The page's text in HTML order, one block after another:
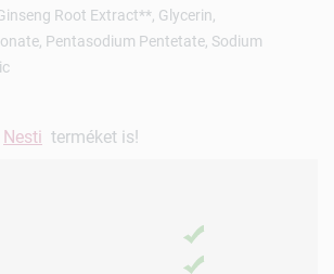
Root Extract**, Glycerin,
Pentasodium Pentetate, Sodium
Nesti terméket is!